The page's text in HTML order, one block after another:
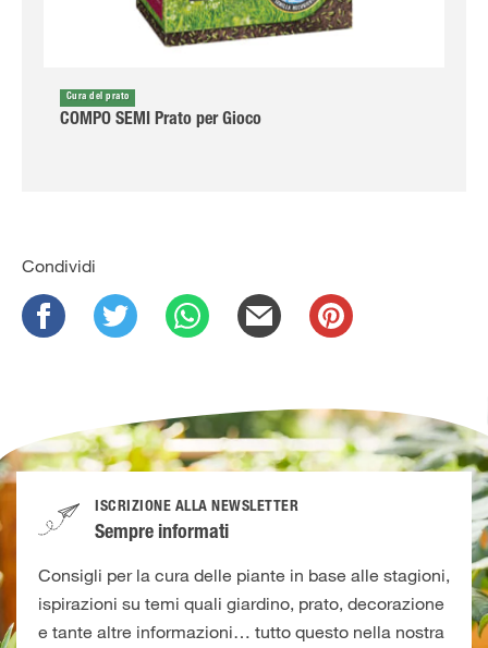
Cura del prato
COMPO SEMI Prato per Gioco
Condividi
ISCRIZIONE ALLA NEWSLETTER
Sempre informati
Consigli per la cura delle piante in base alle stagioni,
ispirazioni su temi quali giardino, prato, decorazione
e tante altre informazioni… tutto questo nella nostra